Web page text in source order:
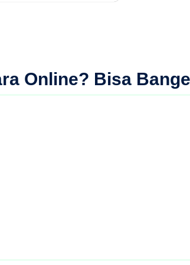
Online? Bisa